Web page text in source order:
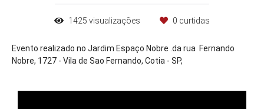
1425 visualizações 0 curtidas
Evento realizado no Jardim Espaço Nobre .da rua Fernando
Nobre, 1727 - Vila de Sao Fernando, Cotia - SP,